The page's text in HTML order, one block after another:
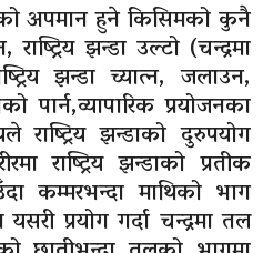
अपमान हुने किसिमको कुनै
झन्डा उल्टो (चन्द्रमा
झन्डा च्यात्न, जलाउन,
प्रयोजनका
राष्ट्रिय झन्डाको दुरुपयोग
राष्ट्रिय झन्डाको प्रतीक
कम्मरभन्दा माथिको भाग
प्रयोग गर्दा चन्द्रमा तल